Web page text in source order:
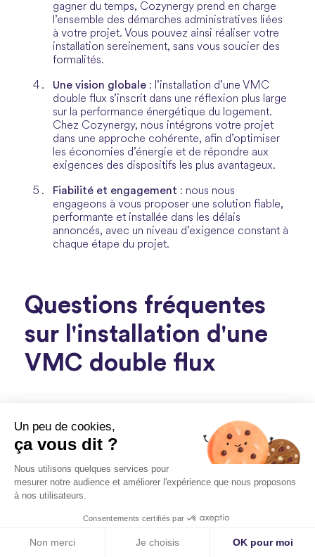
gagner du temps, Cozynergy prend en charge
l’ensemble des démarches administratives liées
à votre projet. Vous pouvez ainsi réaliser votre
installation sereinement, sans vous soucier des
formalités.
Une vision globale : l’installation d’une VMC
double flux s’inscrit dans une réflexion plus large
sur la performance énergétique du logement.
Chez Cozynergy, nous intégrons votre projet
dans une approche cohérente, afin d’optimiser
les économies d’énergie et de répondre aux
exigences des dispositifs les plus avantageux.
Fiabilité et engagement : nous nous
engageons à vous proposer une solution fiable,
performante et installée dans les délais
annoncés, avec un niveau d’exigence constant à
chaque étape du projet.
Questions fréquentes
sur l'installation d'une
VMC double flux
tous les logements ?
Faut-il arrêter sa VMC double flux en été ?
Une VMC double flux est-elle bruyante ?
Un peu de cookies,
ça vous dit ?
Nous utilisons quelques services pour
mesurer notre audience et améliorer l'expérience que nous proposons
à nos utilisateurs.
Consentements certifiés par
Non merci Je choisis OK pour moi